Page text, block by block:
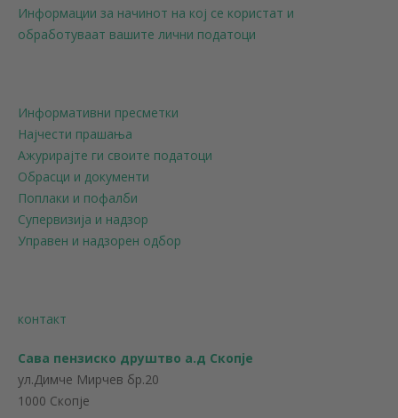
Информации за начинот на кој се користат и
обработуваат вашите лични податоци
Информативни пресметки
Најчести прашања
Ажурирајте ги своите податоци
Обрасци и документи
Поплаки и пофалби
Супервизија и надзор
Управен и надзорен одбор
контакт
Сава пензиско друштво а.д Скопје
ул.Димче Мирчев бр.20
1000 Скопје